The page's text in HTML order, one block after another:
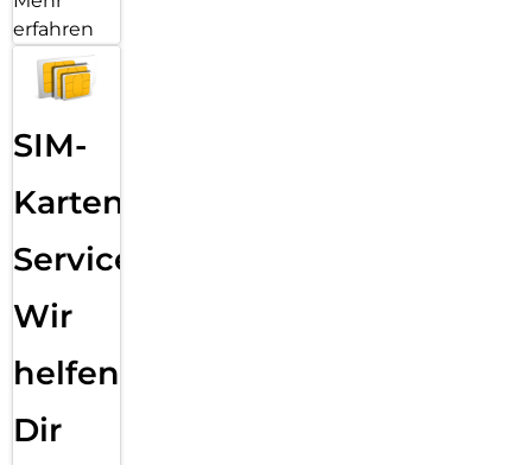
erfahren
SIM-
Karten
Service:
Wir
helfen
Dir